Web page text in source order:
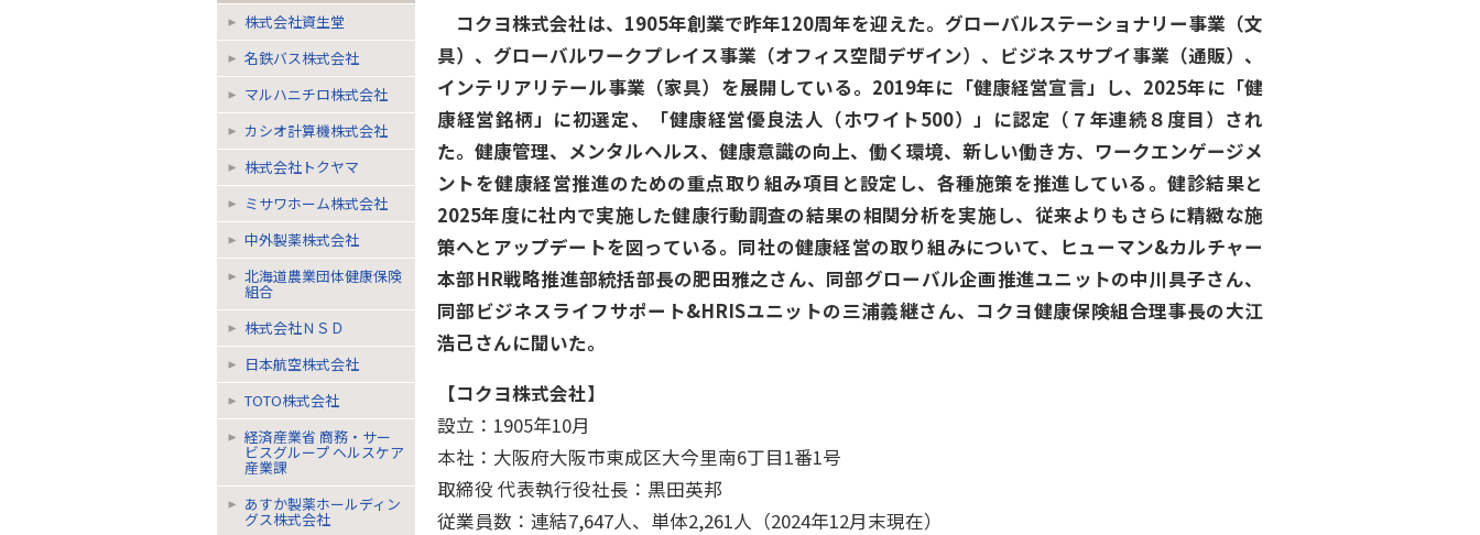
コクヨ株式会社は、1905年創業で昨年120周年を迎えた。グローバルステーショナリー事業（文
具）、グローバルワークプレイス事業（オフィス空間デザイン）、ビジネスサプイ事業（通販）、
インテリアリテール事業（家具）を展開している。2019年に「健康経営宣言」し、2025年に「健
康経営銘柄」に初選定、「健康経営優良法人（ホワイト500）」に認定（７年連続８度目）され
た。健康管理、メンタルヘルス、健康意識の向上、働く環境、新しい働き方、ワークエンゲージメ
ントを健康経営推進のための重点取り組み項目と設定し、各種施策を推進している。健診結果と
2025年度に社内で実施した健康行動調査の結果の相関分析を実施し、従来よりもさらに精緻な施
策へとアップデートを図っている。同社の健康経営の取り組みについて、ヒューマン&カルチャー
本部HR戦略推進部統括部長の肥田雅之さん、同部グローバル企画推進ユニットの中川具子さん、
同部ビジネスライフサポート&HRISユニットの三浦義継さん、コクヨ健康保険組合理事長の大江
浩己さんに聞いた。
【コクヨ株式会社】
設立：1905年10月
本社：大阪府大阪市東成区大今里南6丁目1番1号
取締役 代表執行役社長：黒田英邦
従業員数：連結7,647人、単体2,261人（2024年12月末現在）
株式会社資生堂
名鉄バス株式会社
マルハニチロ株式会社
カシオ計算機株式会社
株式会社トクヤマ
ミサワホーム株式会社
中外製薬株式会社
北海道農業団体健康保険
組合
株式会社ＮＳＤ
日本航空株式会社
TOTO株式会社
経済産業省 商務・サー
ビスグループ ヘルスケア
産業課
あすか製薬ホールディン
グス株式会社